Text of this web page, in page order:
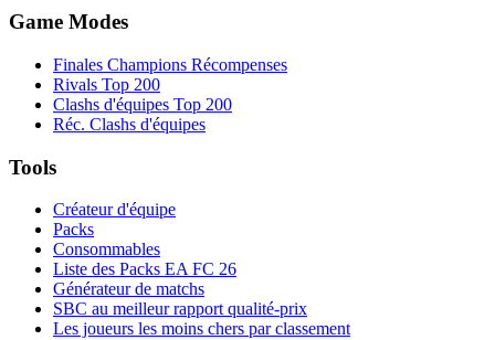
Game Modes
Finales Champions Récompenses
Rivals Top 200
Clashs d'équipes Top 200
Réc. Clashs d'équipes
Tools
Créateur d'équipe
Packs
Consommables
Liste des Packs EA FC 26
Générateur de matchs
SBC au meilleur rapport qualité-prix
Les joueurs les moins chers par classement